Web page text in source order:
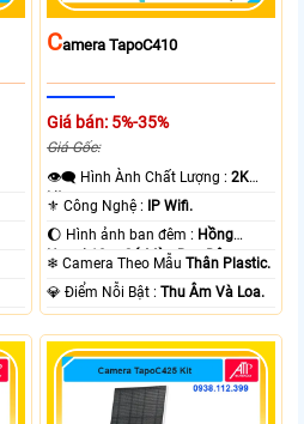
CAmera TapoC410
Giá bán: 5%-35%
Giá Gốc:
👁️‍🗨 Hình Ành Chất Lượng :2K
Lite .
⚜️ Công Nghệ :
IP Wifi.
🌔 Hình ảnh ban đêm : Hồng
Ngoại 10m Có Màu Ban Ðêm.
❄ Camera Theo MẫuThân Plastic.
️💎 Điểm Nỗi Bật :Thu Âm Và Loa.